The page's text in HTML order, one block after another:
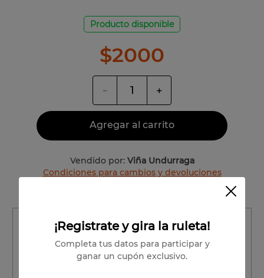
Producto disponible
$2000
＋
－
Agregar al carrito
Vendido por: Viña Undurraga
Condiciones para cambios y devoluciones
Región
¡Registrate y gira la ruleta!
Completa tus datos para participar y
ganar un cupón exclusivo.